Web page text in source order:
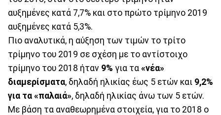
αυξημένες κατά 7,7% και στο πρώτο τρίμηνο 2019
αυξημένες κατά 5,3%.
Πιο αναλυτικά, η αύξηση των τιμών το τρίτο
τρίμηνο του 2019 σε σχέση με το αντίστοιχο
τρίμηνο του 2018 ήταν 9% για τα «νέα»
διαμερίσματα, δηλαδή ηλικίας έως 5 ετών και 9,2%
για τα «παλαιά», δηλαδή ηλικίας άνω των 5 ετών.
Με βάση τα αναθεωρημένα στοιχεία, για το 2018 ο